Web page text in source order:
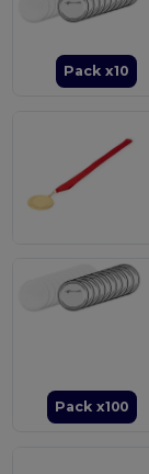
Pack x10
Pack x100